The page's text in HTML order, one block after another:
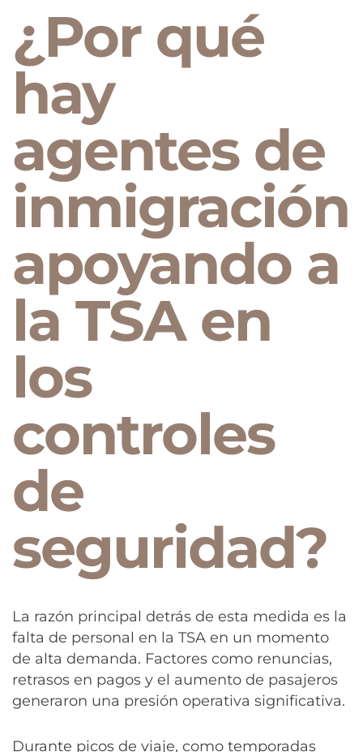
¿Por qué
hay
agentes de
inmigración
apoyando a
la TSA en
los
controles
de
seguridad?
La razón principal detrás de esta medida es la
falta de personal en la TSA en un momento
de alta demanda. Factores como renuncias,
retrasos en pagos y el aumento de pasajeros
generaron una presión operativa significativa.
Durante picos de viaje, como temporadas